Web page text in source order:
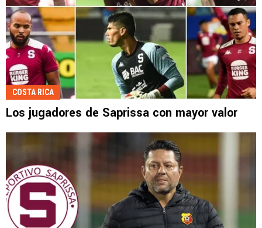
COSTA RICA
Los jugadores de Saprissa con mayor valor